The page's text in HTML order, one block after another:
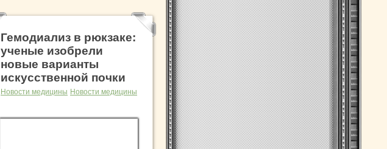
Гемодиализ в рюкзаке:
ученые изобрели
новые варианты
искусственной почки
Новости медицины Новости медицины